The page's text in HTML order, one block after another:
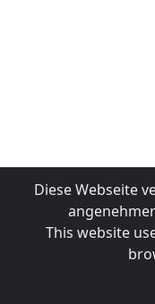
Diese Webseite
This website